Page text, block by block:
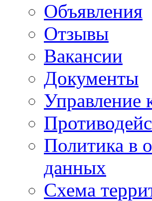
Объявления
Отзывы
Вакансии
Документы
Управление
Политика в
данных
Схема